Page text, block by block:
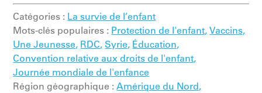
Catégories : La survie de l’enfant
Mots-clés populaires : Protection de l'enfant, Vaccins,
Une Jeunesse, RDC, Syrie, Éducation,
Convention relative aux droits de l'enfant,
Journée mondiale de l'enfance
Région géographique :Amérique du Nord,